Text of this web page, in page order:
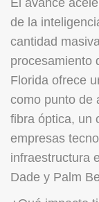
El avance
de la
cantidad
procesamiento
Florida ofrece
como punto de
fibra óptica, un
empresas
infraestructura
Dade y Palm